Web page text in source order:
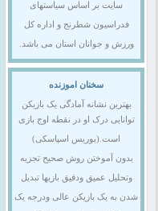
سایت بر اساس سیاستهای
فدراسیون شطرنج و اداره کل
ورزش و جوانان استان می باشد.
سخنان اموزنده
بهترین نشانه آمادگی یک بازیکن
توانایی درک او در نقطه اوج بازی
است.(بوریس اسپاسکی)
بدون آموختن روش صحیح تجزیه
وتحلیل عمیق ودقیق بازیها تبدیل
شدن به یک بازیکن عالی ودرجه یک